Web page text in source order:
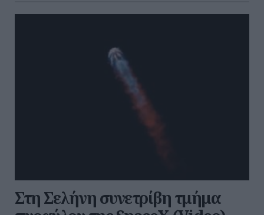
Στη Σελήνη συνετρίβη τμήμα